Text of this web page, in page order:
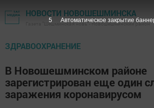
НОВОСТИ НОВОШЕШМИНСКА
Газета "Шешминская новь" - Новошешминский район
ЗДРАВООХРАНЕНИЕ
В Новошешминском районе
зарегистрирован еще один
заражения коронавирусом
4 Автоматическое закрытие